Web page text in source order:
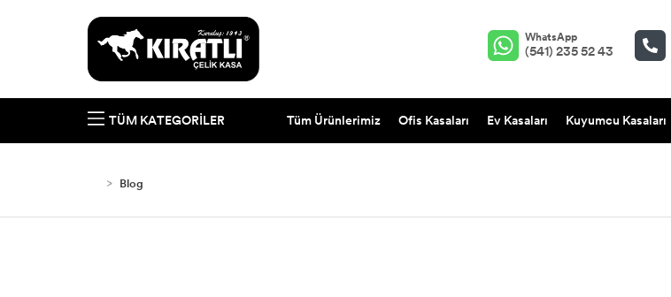
WhatsApp
(541) 235 52 43
TÜM KATEGORILER Tüm Ürünlerimiz Ofis Kasaları Ev Kasaları Kuyumcu Kasaları
Blog